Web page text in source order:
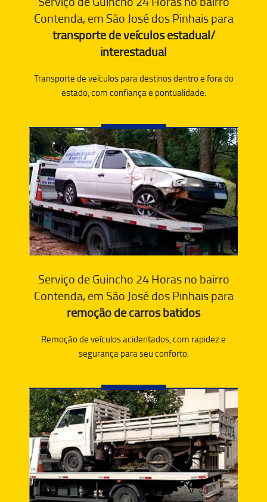
Contenda, em São José dos Pinhais para
transporte de veículos estadual/
interestadual
Transporte de veículos para destinos dentro e fora do
estado, com confiança e pontualidade.
Serviço de Guincho 24 Horas no bairro
Contenda, em São José dos Pinhais para
remoção de carros batidos
Remoção de veículos acidentados, com rapidez e
segurança para seu conforto.